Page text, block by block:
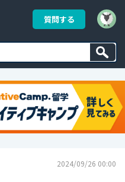
質問する
2024/09/26 00:00